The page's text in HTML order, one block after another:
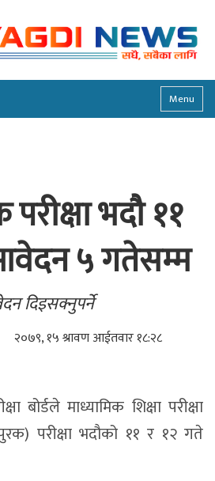
Menu
भदौ ११
५ गतेसम्म
दिइसक्नुपर्ने
२०७९, १५ श्रावण आईतवार १८:२८
बोर्डले माध्यामिक शिक्षा परीक्षा
परीक्षा भदौको ११ र १२ गते